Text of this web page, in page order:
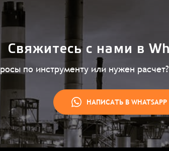
Свяжитесь с нами в
по инструменту или нужен
НАПИСАТЬ В WHATSAPP